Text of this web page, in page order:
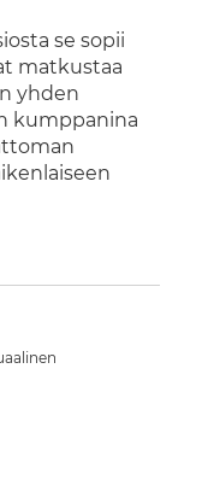
se sopii
matkustaa
yhden
kumppanina